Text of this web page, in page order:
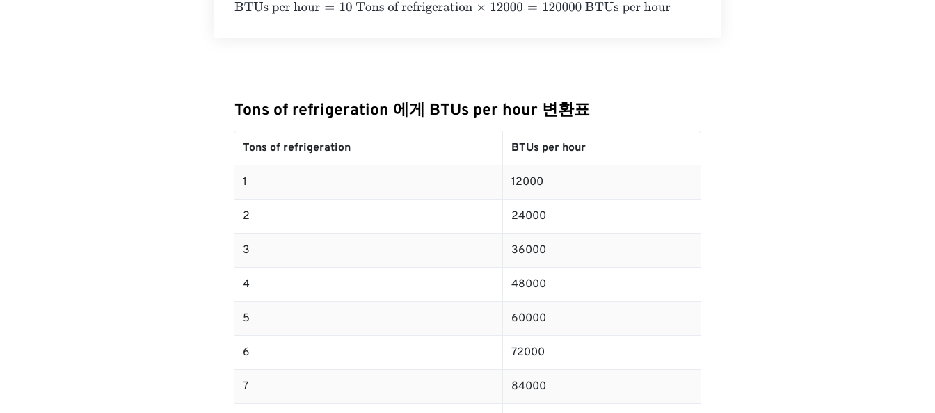
BTUs per hour=10 Tons of refrigeration×12000= 120000 BTUs per hour
Tons of refrigeration 에게 BTUs per hour 변환표
Tons of refrigeration BTUs per hour
1 12000
2 24000
3 36000
4 48000
5 60000
6 72000
7 84000